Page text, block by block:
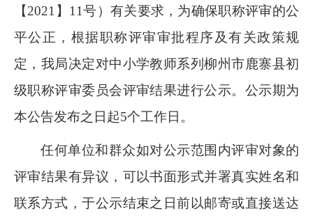
【2021 】 11号）有关要求，为确保职称评审的公
平公正，根据职称评审审批程序及有关政策规
定，我局决定对中小学教师系列柳州市鹿寨县初
级职称评审委员会评审结果进行公示。公示期为
本公告发布之日起5个工作日。
任何单位和群众如对公示范围内评审对象的
评审结果有异议，可以书面形式并署真实姓名和
联系方式，于公示结束之日前以邮寄或直接送达